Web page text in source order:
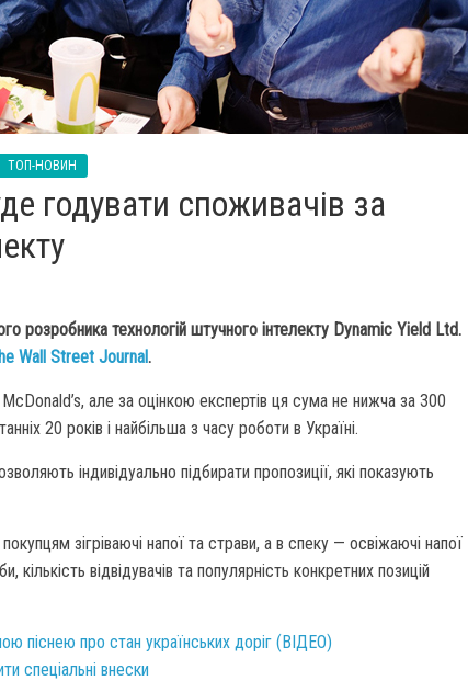
ТОП-НОВИН
годувати споживачів за
розробника технологій штучного інтелекту Dynamic Yield Ltd.
Wall Street Journal.
але за оцінкою експертів ця сума не нижча за 300
20 років і найбільша з часу роботи в Україні.
індивідуально підбирати пропозиції, які показують
зігріваючі напої та страви, а в спеку — освіжаючі напої
відвідувачів та популярність конкретних позицій
піснею про стан українських доріг (ВІДЕО)
спеціальні внески